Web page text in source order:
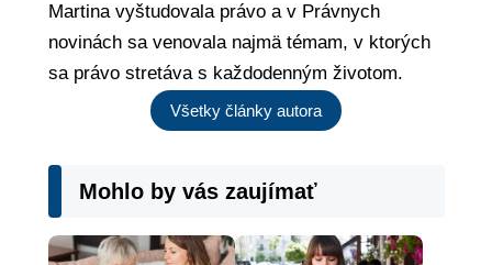
Martina vyštudovala právo a v Právnych
novinách sa venovala najmä témam, v ktorých
sa právo stretáva s každodenným životom.
Všetky články autora
Mohlo by vás zaujímať